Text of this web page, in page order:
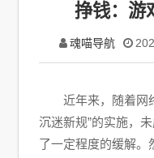
挣钱：游
魂喵导航
近年来，随着网
沉迷新规”的实施，
了一定程度的缓解。